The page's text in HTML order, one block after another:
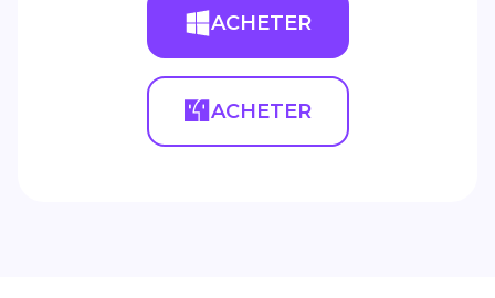
ACHETER
ACHETER